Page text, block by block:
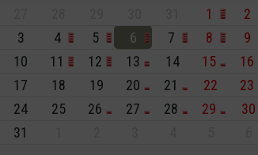
1
2
3
4 5 6 7 8
9
10
11 12 13 14 15
16
17
18 19 20 21 22
23
24
25 26 27 28 29
30
31